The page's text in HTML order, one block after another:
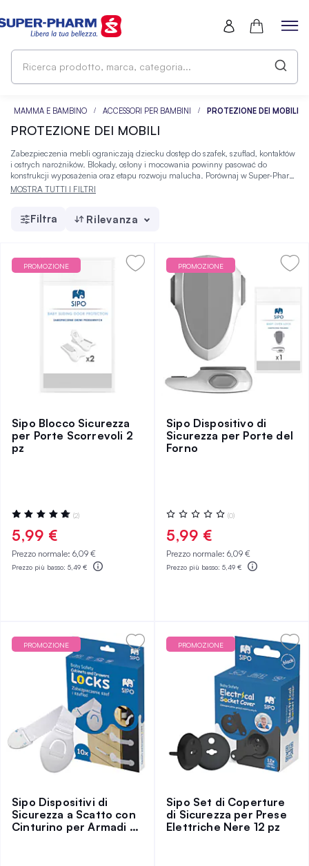
MAMMA E BAMBINO ACCESSORI PER BAMBINI PROTEZIONE DEI MOBILI
PROTEZIONE DEI MOBILI
Zabezpieczenia mebli ograniczają dziecku dostęp do szafek, szuflad, kontaktów
i ostrych narożników. Blokady, osłony i mocowania powinny pasować do
konstrukcji wyposażenia oraz etapu rozwoju malucha. Porównaj w Super-Pharm
produkty dla mamy i dziecka pod kątem bezpieczeństwa, wygody czyszczenia i
MOSTRA TUTTI I FILTRI
Filtra Rilevanza
PROMOZIONE
Sipo Blocco Sicurezza
per Porte Scorrevoli 2
pz
Valutazione:
100%
(2)
5,99 €
Prezzo normale: 6,09 €
Prezzo più basso: 5,49 €
PROMOZIONE
Sipo Dispositivo di
Sicurezza per Porte del
Forno
Valutazione:
0%
(0)
5,99 €
Prezzo normale: 6,09 €
Prezzo più basso: 5,49 €
PROMOZIONE
Sipo Dispositivi di
Sicurezza a Scatto con
Cinturino per Armadi e
PROMOZIONE
Sipo Set di Coperture
di Sicurezza per Prese
Elettriche Nere 12 pz